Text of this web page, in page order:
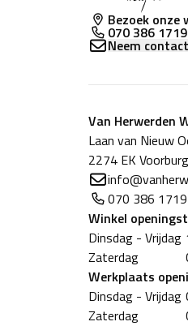
Bezoek onze
070 386 1719
Neem
Van Herwerden
Laan van Nieuw
2274 EK Voorburg
070 386 1719
Winkel
Dinsdag - Vrijdag
Zaterdag
Werkplaats
Dinsdag - Vrijdag
Zaterdag